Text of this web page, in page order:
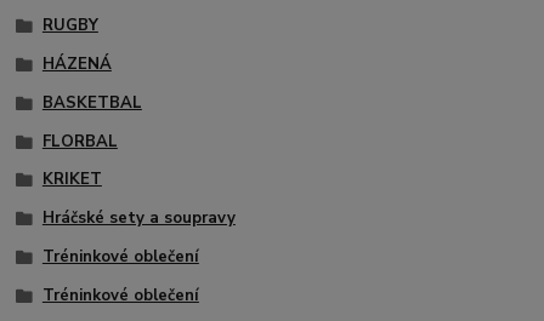
RUGBY
HÁZENÁ
BASKETBAL
FLORBAL
KRIKET
Hráčské sety a soupravy
Tréninkové oblečení
Tréninkové oblečení